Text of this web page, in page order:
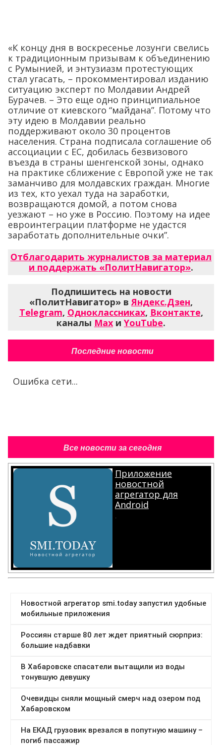
«К концу дня в воскресенье лозунги свелись
к традиционным призывам к объединению
с Румынией, и энтузиазм протестующих
стал угасать, – прокомментировал изданию
ситуацию эксперт по Молдавии Андрей
Бурачев. – Это еще одно принципиальное
отличие от киевского “майдана”. Потому что
эту идею в Молдавии реально
поддерживают около 30 процентов
населения. Страна подписала соглашение об
ассоциации с ЕС, добилась безвизового
въезда в страны шенгенской зоны, однако
на практике сближение с Европой уже не так
заманчиво для молдавских граждан. Многие
из тех, кто уехал туда на заработки,
возвращаются домой, а потом снова
уезжают – но уже в Россию. Поэтому на идее
евроинтеграции платформе не удастся
заработать дополнительные очки”.
Отблагодарить журналистов за материал
и поддержать «ПолитНавигатор».
Подпишитесь на новости
«ПолитНавигатор» вЯндекс.Дзен,
Telegram, Одноклассниках, Вконтакте,
каналы Max и YouTube.
Последние новости
Ошибка сети...
Все новости за сегодня
Приложение
новостной
агрегатор для
Android
.